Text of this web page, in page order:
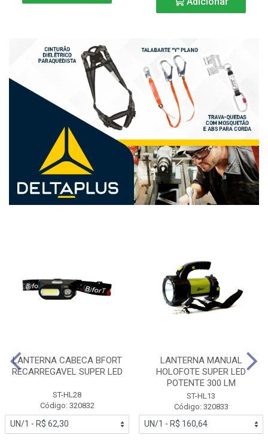
LANTERNA CABECA BFORT
RECARREGAVEL SUPER LED
ST-HL28
Código: 320832
LANTERNA MANUAL
HOLOFOTE SUPER LED
POTENTE 300 LM
ST-HL13
Código: 320833